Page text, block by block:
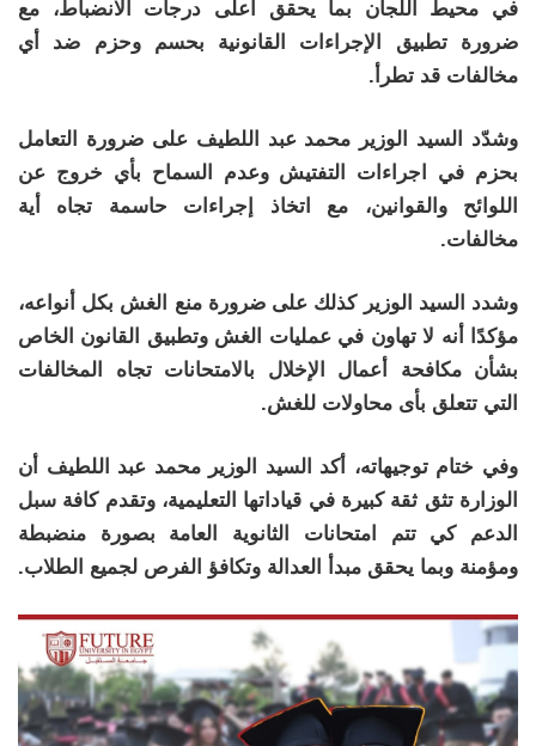
في محيط اللجان بما يحقق أعلى درجات الانضباط، مع
ضرورة تطبيق الإجراءات القانونية بحسم وحزم ضد أي
مخالفات قد تطرأ.
وشدّد السيد الوزير محمد عبد اللطيف على ضرورة التعامل
بحزم في اجراءات التفتيش وعدم السماح بأي خروج عن
اللوائح والقوانين، مع اتخاذ إجراءات حاسمة تجاه أية
مخالفات.
وشدد السيد الوزير كذلك على ضرورة منع الغش بكل أنواعه،
مؤكدًا أنه لا تهاون في عمليات الغش وتطبيق القانون الخاص
بشأن مكافحة أعمال الإخلال بالامتحانات تجاه المخالفات
التي تتعلق بأى محاولات للغش.
وفي ختام توجيهاته، أكد السيد الوزير محمد عبد اللطيف أن
الوزارة تثق ثقة كبيرة في قياداتها التعليمية، وتقدم كافة سبل
الدعم كي تتم امتحانات الثانوية العامة بصورة منضبطة
ومؤمنة وبما يحقق مبدأ العدالة وتكافؤ الفرص لجميع الطلاب.